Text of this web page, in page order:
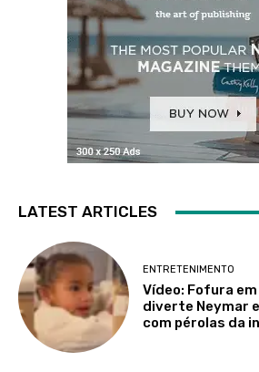
LATEST ARTICLES
ENTRETENIMENTO
Vídeo: Fofura
diverte Neymar
com pérolas da